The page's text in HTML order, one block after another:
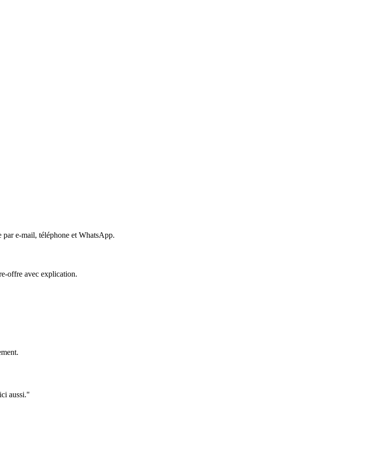
par e-mail, téléphone et WhatsApp.
offre avec explication.
aussi."